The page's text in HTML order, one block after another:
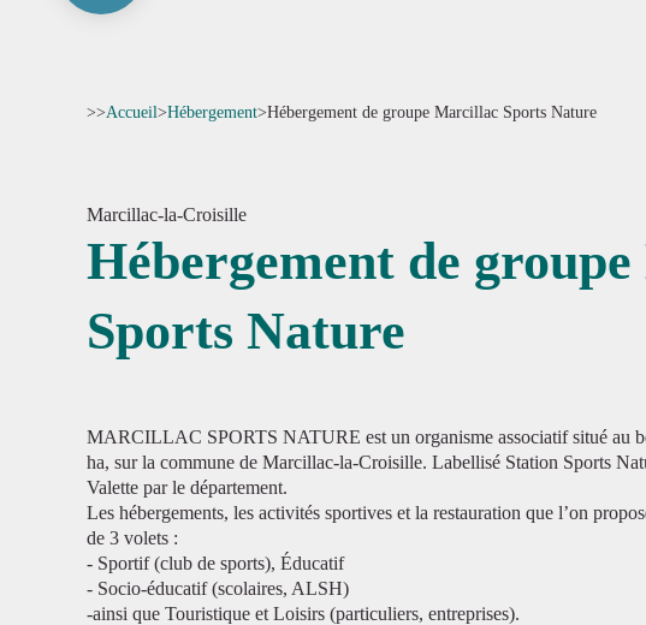
>>Accueil>Hébergement>Hébergement de groupe Marcillac Sports Nature
Marcillac-la-Croisille
Hébergement de
Sports Nature
MARCILLAC SPORTS NATURE est un organisme associatif situé au
ha, sur la commune de Marcillac-la-Croisille. Labellisé Station Sports
Valette par le département.
Les hébergements, les activités sportives et la restauration que l’on
de 3 volets :
- Sportif (club de sports), Éducatif
- Socio-éducatif (scolaires, ALSH)
-ainsi que Touristique et Loisirs (particuliers, entreprises).